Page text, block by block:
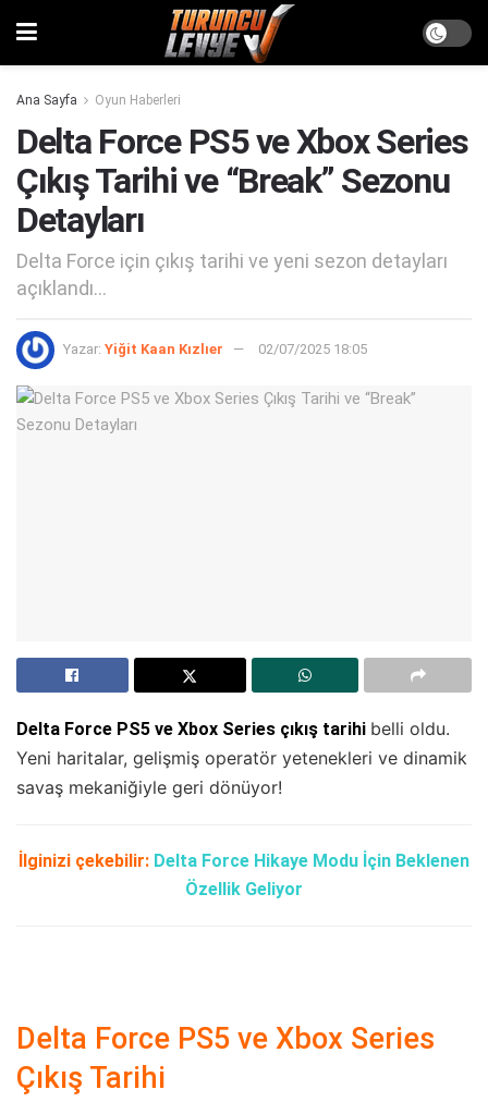
Ana Sayfa Oyun Haberleri
Delta Force PS5 ve Xbox Series
Çıkış Tarihi ve “Break” Sezonu
Detayları
Delta Force için çıkış tarihi ve yeni sezon detayları
açıklandı...
Yazar: Yiğit Kaan Kızlıer 02/07/2025 18:05
Delta Force PS5 ve Xbox Series çıkış tarihi belli oldu.
Yeni haritalar, gelişmiş operatör yetenekleri ve dinamik
savaş mekaniğiyle geri dönüyor!
İlginizi çekebilir: Delta Force Hikaye Modu İçin Beklenen
Özellik Geliyor
Delta Force PS5 ve Xbox Series
Çıkış Tarihi